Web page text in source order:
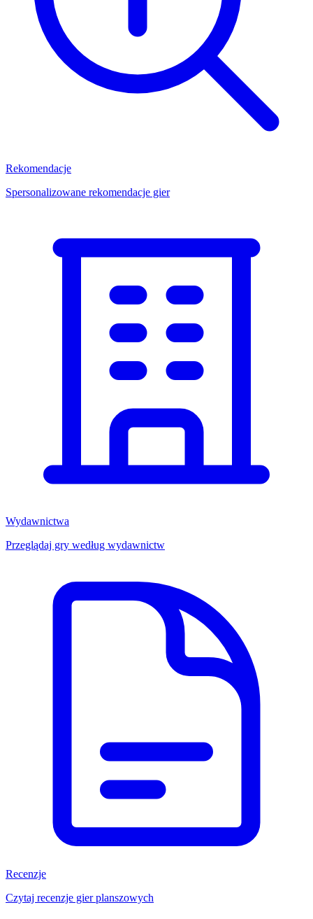
Rekomendacje
Spersonalizowane rekomendacje gier
Wydawnictwa
Przeglądaj gry według wydawnictw
Recenzje
Czytaj recenzje gier planszowych